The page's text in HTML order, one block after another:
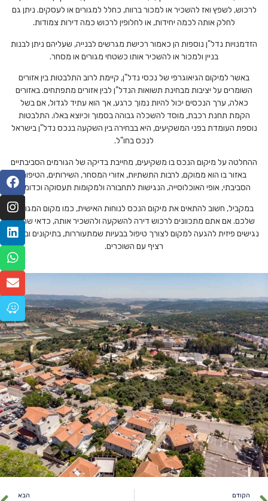
לרכוש, לשפץ ואז להשכיר או למכור ברווח, כחלל למגורים או לעסקים. ניתן גם
לחלק אותה לכמה יחידות, או לחלופין לרכוש כמה דירות צמודות.
הזדמנויות נדל"ן נוספות הן כאמור רכישת מגרשים לבנייה, שעליהם ניתן לבנות
בניין ולמכור או להשכיר אותו כשטחי מגורים או מסחר.
באשר למיקום הגיאוגרפי של נכסי נדל"ן, קיימת לרוב התלבטות בין אזורים
השומרים על יציבות מבחינת תשואות הנדל"ן לבין אזורים מתפתחים. באזורים
כאלה, ערך הנכסים יכול להיות נמוך כרגע, אך הוא עתיד לגדול, אם בשל
הקמת תחנת רכבת, מוסד להשכלה גבוהה בסמוך וכיוצא באלו. התלבטות
נוספת העומדת בפני המשקיעים, היא בבחירה בין השקעה בנכס נדל"ן בישראל
לנכס בחו"ל.
ההחלטה על מיקום הנכס בו משקיעים, מחייבת בדיקה של הגורמים הסביבתיים
באזור בו הוא ממוקם, לרבות התשתיות, אזורי המסחר, השירותים, הטיפוח
הסביבתי, אופי האוכלוסייה, הנגישות לתחבורה ולמקומות תעסוקה וכדומה.
במקביל, חשוב להתאים את מיקום הנכס לנוחות האישית, כמו מקום המגורים
שלכם. אם אתם מתכוונים לרכוש דירה להשקעה ולהשכיר אותה, כדאי שתהיו
נגישים פיזית להגעה למקום לצורך טיפול בבעיות שמתעוררות, בתיקונים ובקשר
רציף עם השוכרים.
הקודם הבא